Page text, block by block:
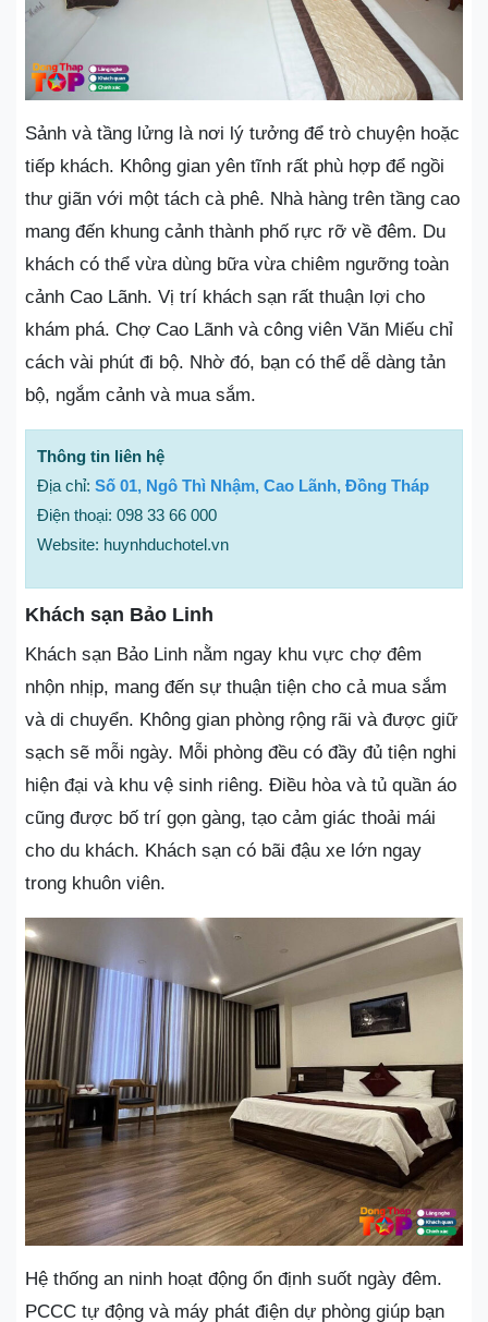
Sảnh và tầng lửng là nơi lý tưởng để trò chuyện hoặc
tiếp khách. Không gian yên tĩnh rất phù hợp để ngồi
thư giãn với một tách cà phê. Nhà hàng trên tầng cao
mang đến khung cảnh thành phố rực rỡ về đêm. Du
khách có thể vừa dùng bữa vừa chiêm ngưỡng toàn
cảnh Cao Lãnh. Vị trí khách sạn rất thuận lợi cho
khám phá. Chợ Cao Lãnh và công viên Văn Miếu chỉ
cách vài phút đi bộ. Nhờ đó, bạn có thể dễ dàng tản
bộ, ngắm cảnh và mua sắm.
Thông tin liên hệ
Địa chỉ: Số 01, Ngô Thì Nhậm, Cao Lãnh, Đồng Tháp
Điện thoại: 098 33 66 000
Website: huynhduchotel.vn
Khách sạn Bảo Linh
Khách sạn Bảo Linh nằm ngay khu vực chợ đêm
nhộn nhịp, mang đến sự thuận tiện cho cả mua sắm
và di chuyển. Không gian phòng rộng rãi và được giữ
sạch sẽ mỗi ngày. Mỗi phòng đều có đầy đủ tiện nghi
hiện đại và khu vệ sinh riêng. Điều hòa và tủ quần áo
cũng được bố trí gọn gàng, tạo cảm giác thoải mái
cho du khách. Khách sạn có bãi đậu xe lớn ngay
trong khuôn viên.
Hệ thống an ninh hoạt động ổn định suốt ngày đêm.
PCCC tự động và máy phát điện dự phòng giúp bạn